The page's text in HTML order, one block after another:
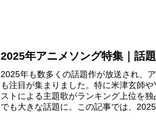
2025年アニメソング特集｜話
2025年も数多くの話題作が放送され、
も注目が集まりました。特に米津玄師
ストによる主題歌がランキング上位を
でも大きな話題に。この記事では、